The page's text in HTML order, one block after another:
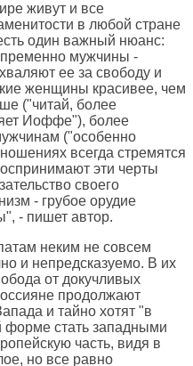
живут и все
в любой стране
один важный нюанс:
мужчины -
ее за свободу и
женщины красивее, чем
("читай, более
Иоффе"), более
("особенно
всегда стремятся
эти черты
своего
- грубое орудие
- пишет автор.
неким не совсем
и непредсказуемо. В их
от докучливых
продолжают
и тайно хотят "в
форме стать западными
часть, видя в
но все равно